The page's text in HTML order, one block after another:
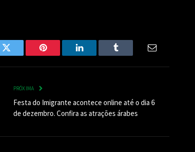
Twitter Pinterest LinkedIn Tumblr Email
PRÓXIMA
Festa do Imigrante acontece online até o dia 6
de dezembro. Confira as atrações árabes